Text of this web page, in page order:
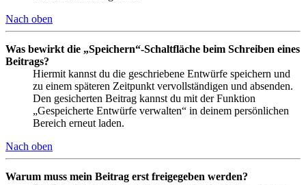
Nach oben
Was bewirkt die „Speichern“-Schaltfläche beim Schreiben eines
Beitrags?
Hiermit kannst du die geschriebene Entwürfe speichern und
zu einem späteren Zeitpunkt vervollständigen und absenden.
Den gesicherten Beitrag kannst du mit der Funktion
„Gespeicherte Entwürfe verwalten“ in deinem persönlichen
Bereich erneut laden.
Nach oben
Warum muss mein Beitrag erst freigegeben werden?